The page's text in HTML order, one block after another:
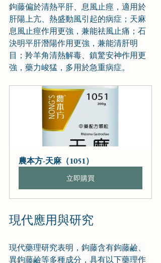
鉤藤偏於清熱平肝、息風止痙，適用於
肝陽上亢、熱盛動風引起的病症；天麻
息風止痙作用更強，兼能祛風止痛；石
決明平肝潛陽作用更強，兼能清肝明
目；羚羊角清熱解毒、鎮驚安神作用更
強，藥力峻猛，多用於急重病症。
農本方-天麻（1051）
立即購買
現代應用與研究
現代藥理研究表明，鉤藤含有鉤藤鹼、
異鉤藤鹼等多種成分，具有以下藥理作